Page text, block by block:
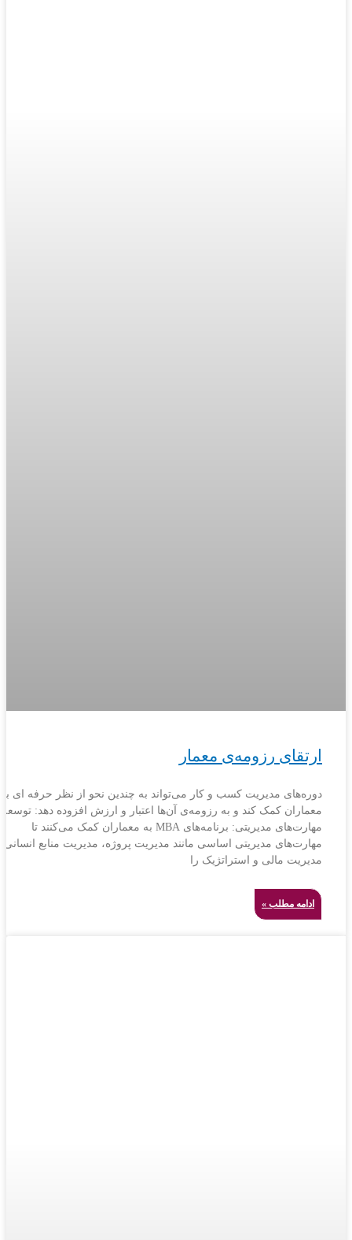
ارتقای رزومه‌ی معمار
دوره‌های مدیریت کسب و کار می‌تواند به چندین نحو از نظر حرفه ای به
معماران کمک کند و به رزومه‌ی آن‌ها اعتبار و ارزش افزوده دهد: توسعه
مهارت‌های مدیریتی: برنامه‌های MBA به معماران کمک می‌کنند تا
مهارت‌های مدیریتی اساسی مانند مدیریت پروژه، مدیریت منابع انسانی،
مدیریت مالی و استراتژیک را
ادامه مطلب »